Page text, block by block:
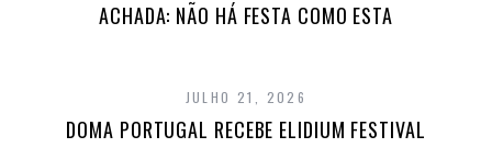
ACHADA: NÃO HÁ FESTA COMO ESTA
JULHO 21, 2026
DOMA PORTUGAL RECEBE ELIDIUM FESTIVAL